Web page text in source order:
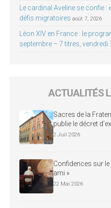
Le cardinal Aveline se confie
défis migratoires août 7, 2026
Léon XIV en France : le
septembre – 7 titres, vendredi
ACTUALITÉS
Sacres de la
publie le décret
2 Juil 2026
Confidences sur le
ami »
22 Mai 2026